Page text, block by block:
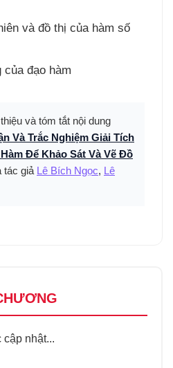
và đồ thị của hàm số
đạo hàm
và tóm tắt nội dung
Và Trắc Nghiệm Giải Tích
Để Khảo Sát Và Vẽ Đồ
tác giả Lê Bích Ngọc, Lê
nhật...